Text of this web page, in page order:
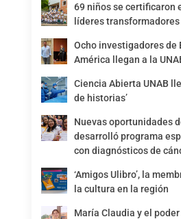
69 niños se certificaron
líderes
Ocho investigadores de
América llegan a la
Ciencia Abierta UNAB
de historias’
Nuevas oportunidades
desarrolló programa
con diagnósticos de
‘Amigos Ulibro’, la
la cultura en la región
María Claudia y el